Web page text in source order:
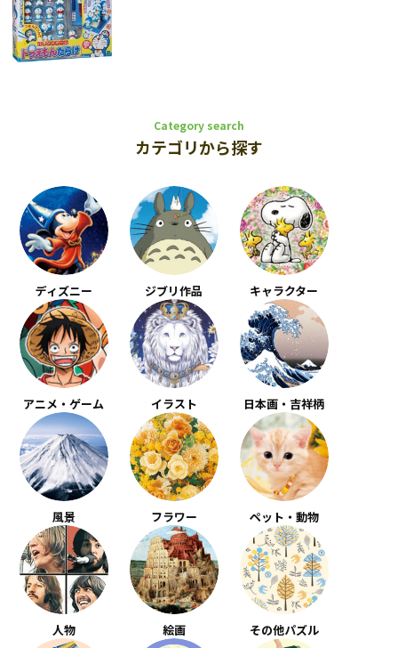
Category search
カテゴリから探す
ディズニー ジブリ作品 キャラクター
アニメ・ゲーム イラスト 日本画・吉祥柄
風景 フラワー ペット・動物
人物 絵画 その他パズル